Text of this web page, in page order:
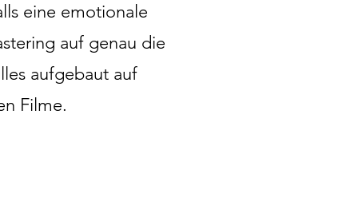
eine emotionale
auf genau die
aufgebaut auf
Filme.